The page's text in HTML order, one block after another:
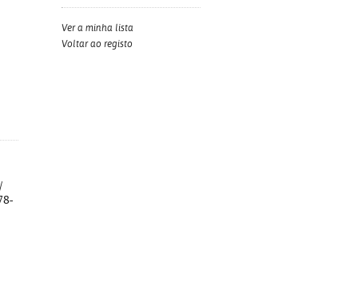
Ver a minha lista
Voltar ao registo